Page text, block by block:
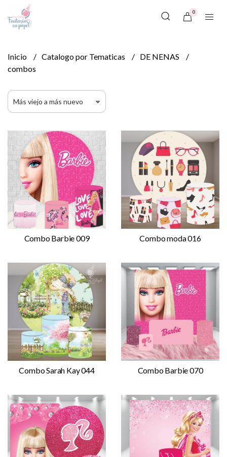
0
Inicio Catalogo por Tematicas
DE NENAS
combos
Combo Barbie 009 Combo moda 016
Combo Sarah Kay 044 Combo Barbie 070